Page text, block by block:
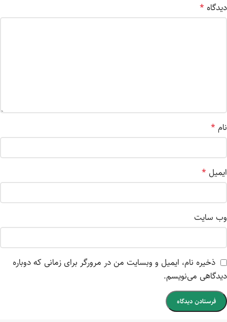
دیدگاه *
نام *
ایمیل *
وب‌ سایت
ذخیره نام، ایمیل و وبسایت من در مرورگر برای زمانی که دوباره
دیدگاهی می‌نویسم.